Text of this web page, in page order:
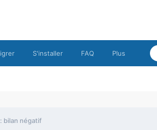
S'installer FAQ Plus
bilan négatif